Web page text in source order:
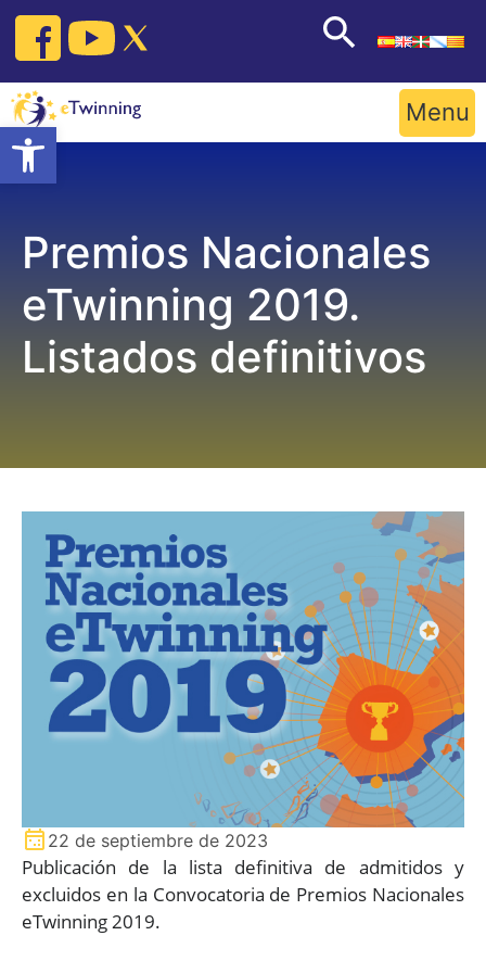
Open toolbar
Skip
content
Menu
Premios Nacionales
eTwinning 2019.
Listados definitivos
22 de septiembre de 2023
Publicación de la lista definitiva de admitidos y
excluidos en la Convocatoria de Premios Nacionales
eTwinning 2019.